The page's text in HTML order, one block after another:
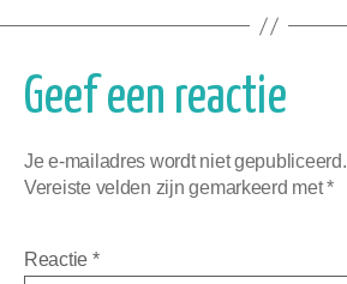
Geef een reactie
Je e-mailadres wordt niet gepubliceerd.
Vereiste velden zijn gemarkeerd met*
Reactie *